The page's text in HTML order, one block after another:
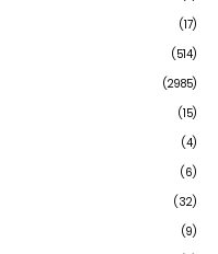
(17)
(514)
(2985)
(15)
(4)
(6)
(32)
(9)